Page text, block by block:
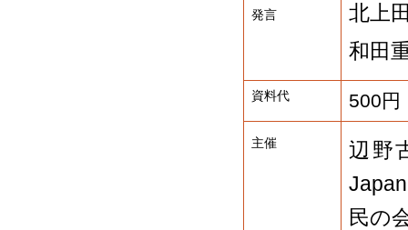
発言
北上
和田
資料代 500円
主催
辺野
民の